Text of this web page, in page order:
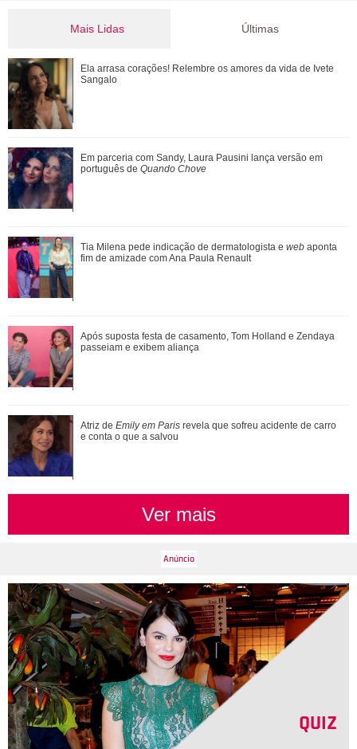
Divulgação
um iate em alto mar. Enquanto o craque dos gramados
compartilhou um clique ao lado do filho, Davi, a atriz postou
uma foto dando um mergulho e agradeceu pelo seu 2017.
Mais Lidas
Após suposta festa de casamento, Tom Holland e Zendaya
passeiam e exibem aliança
Atriz de Emily em Paris revela que sofreu acidente de carro
e conta o que a salvou
Leonardo compra 60 porcos e brinca ao ter dificuldade com
pagamento: Vou pedir ajuda
Adam Sandler anuncia Gente Grande 3 e compartilha foto
com elenco
Últimas
Ela arrasa corações! Relembre os amores da vida de Ivete
Sangalo
Em parceria com Sandy, Laura Pausini lança versão em
português de Quando Chove
Tia Milena pede indicação de dermatologista e web aponta
fim de amizade com Ana Paula Renault
Após suposta festa de casamento, Tom Holland e Zendaya
passeiam e exibem aliança
Atriz de Emily em Paris revela que sofreu acidente de carro
e conta o que a salvou
Ver mais
QUIZ